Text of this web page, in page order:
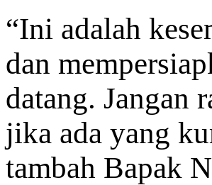
“Ini adalah
dan
datang. Jangan
jika ada yang
tambah Bapak